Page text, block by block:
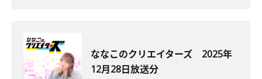
ななこのクリエイターズ 2025年
12月28日放送分